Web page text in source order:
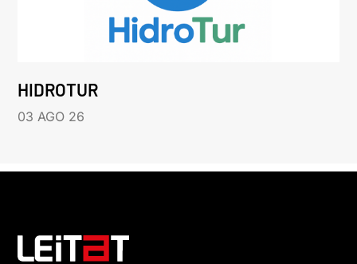
HIDROTUR
03 AGO 26